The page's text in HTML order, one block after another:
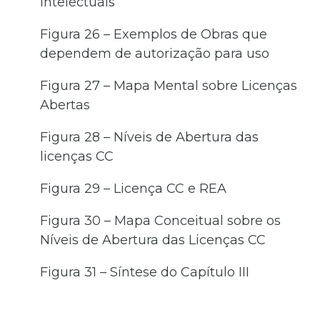
Figura 26 – Exemplos de Obras que
dependem de autorização para uso
Figura 27 – Mapa Mental sobre Licenças
Abertas
Figura 28 – Níveis de Abertura das
licenças CC
Figura 29 – Licença CC e REA
Figura 30 – Mapa Conceitual sobre os
Níveis de Abertura das Licenças CC
Figura 31 – Síntese do Capítulo III